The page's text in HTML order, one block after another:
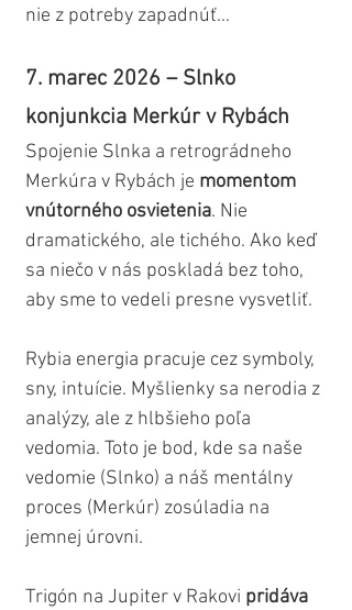
nie z potreby zapadnúť...
7. marec 2026 – Slnko
konjunkcia Merkúr v Rybách
Spojenie Slnka a retrográdneho
Merkúra v Rybách je momentom
vnútorného osvietenia. Nie
dramatického, ale tichého. Ako keď
sa niečo v nás poskladá bez toho,
aby sme to vedeli presne vysvetliť.
Rybia energia pracuje cez symboly,
sny, intuície. Myšlienky sa nerodia z
analýzy, ale z hlbšieho poľa
vedomia. Toto je bod, kde sa naše
vedomie (Slnko) a náš mentálny
proces (Merkúr) zosúladia na
jemnej úrovni.
Trigón na Jupiter v Rakovi pridáva